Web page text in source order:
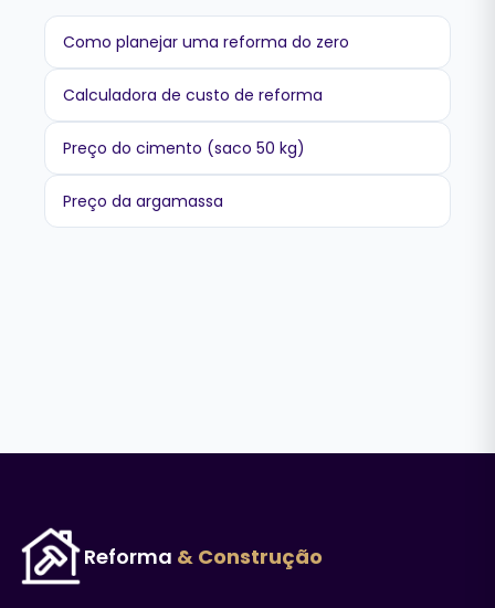
Como planejar uma reforma do zero
Calculadora de custo de reforma
Preço do cimento (saco 50 kg)
Preço da argamassa
Reforma & Construção